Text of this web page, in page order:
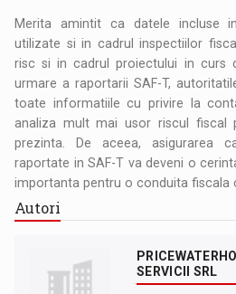
Merita amintit ca datele incluse
utilizate si in cadrul inspectiilor
risc si in cadrul proiectului in curs
urmare a raportarii SAF-T,
toate informatiile cu privire la
analiza mult mai usor riscul fiscal
prezinta. De aceea, asigurarea
raportate in SAF-T va deveni o
importanta pentru o conduita fiscala
Autori
SERVICII SRL